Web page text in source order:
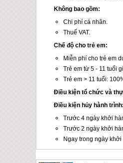
Không bao gồm:
Chi phí cá nhân.
Thuế VAT.
Chế độ cho trẻ em:
Miễn phí cho trẻ em
Trẻ em từ 5 - 11 tuổi
Trẻ em > 11 tuổi:
Điều kiện tổ chức và
Điều kiện hủy hành trình:
Trước 4 ngày khởi
Trước 2 ngày khởi
Ngay trong ngày